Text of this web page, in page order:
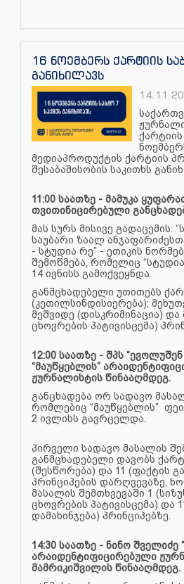
16 ნოემბერს ქარტიის
განიხილავს
ქარტიის
მედიაპროდუქტის ქარტიის
შესაბამისობის საკითხს
11:00 საათზე - მამუკა
თვითინიცირებული
მას სურს მისივე გადაცემის:
საუბარი ზაალ
- სტუდია რე” - ეთიკის
შემოწმება, რომელიც
14 ივნისს გამოქვეყნდა.
განმცხადებელი უთითებს
(კეთილსინდისიერება);
მეშვიდე (დისკრიმინაცია) და
ცხოვრების პატივისცემა)
12:00 საათზე - შპს
“მაუწყებლის”
ჟურნალისტის წინააღმდეგ.
განცხადება ორ სადავო
რომლებიც “მაუწყებლის”
2 ივლისს გავრცელდა.
პირველი სადავო მასალის
განმცხადებელი დავობს
(შესწორება) და 11 (ფაქტის
პრინციპების დარღვევაზე,
მასალის შემთხვევაში 1
ცხოვრების პატივისცემა) და
დამახინჯება) პრინციპებზე.
14:30 საათზე - ნინო შველიძე
არაიდენტიფიცირებული
მამრიკიშვილის წინააღმდეგ.